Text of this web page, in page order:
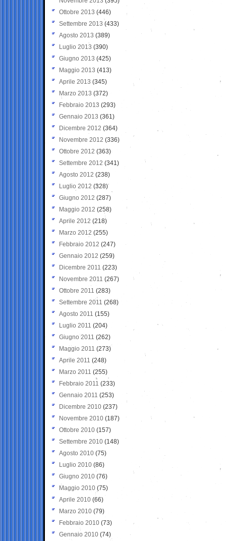
Ottobre 2013 (446)
Settembre 2013 (433)
Agosto 2013 (389)
Luglio 2013 (390)
Giugno 2013 (425)
Maggio 2013 (413)
Aprile 2013 (345)
Marzo 2013 (372)
Febbraio 2013 (293)
Gennaio 2013 (361)
Dicembre 2012 (364)
Novembre 2012 (336)
Ottobre 2012 (363)
Settembre 2012 (341)
Agosto 2012 (238)
Luglio 2012 (328)
Giugno 2012 (287)
Maggio 2012 (258)
Aprile 2012 (218)
Marzo 2012 (255)
Febbraio 2012 (247)
Gennaio 2012 (259)
Dicembre 2011 (223)
Novembre 2011 (267)
Ottobre 2011 (283)
Settembre 2011 (268)
Agosto 2011 (155)
Luglio 2011 (204)
Giugno 2011 (262)
Maggio 2011 (273)
Aprile 2011 (248)
Marzo 2011 (255)
Febbraio 2011 (233)
Gennaio 2011 (253)
Dicembre 2010 (237)
Novembre 2010 (187)
Ottobre 2010 (157)
Settembre 2010 (148)
Agosto 2010 (75)
Luglio 2010 (86)
Giugno 2010 (76)
Maggio 2010 (75)
Aprile 2010 (66)
Marzo 2010 (79)
Febbraio 2010 (73)
Gennaio 2010 (74)